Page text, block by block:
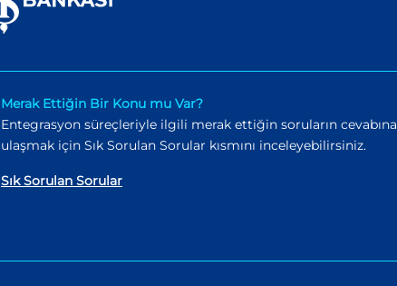
Merak Ettiğin Bir Konu mu Var?
Entegrasyon süreçleriyle ilgili merak ettiğin soruların cevabına
ulaşmak için Sık Sorulan Sorular kısmını inceleyebilirsiniz.
Sık Sorulan Sorular